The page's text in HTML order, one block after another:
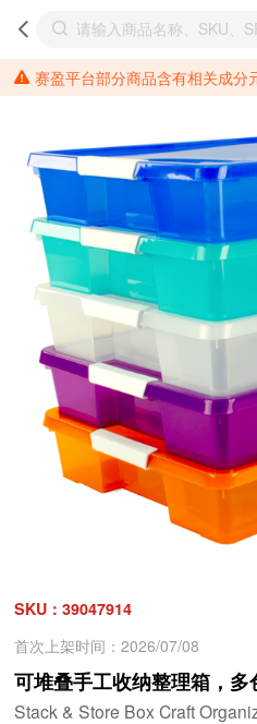
赛盈平台部分商品含有相关成分元素，请各位分销商需提前了解产品材质情况，并针对其做好相关的风险把控，以免造成不必要的损失。 *美国加州65法案进一步规定了对于仅包含致癌物质，仅包含致生殖毒性物质，同时包含致癌物质和致生殖毒性物质，亦或是包含某一物质即为致癌物质又为致生殖毒性物质的产品的警示标语要求。 *新法案提供的警示标语修订并不是强制实施的，其只是避免昂贵诉讼的一种有效的方法。只要企业在保证其使用的另外的警示标语是“清晰和合理”并符合加州65法案要求的，那也是可以被接受的。*请充分了解第三方销售平台对商品上架
SKU：39047914
首次上架时间：2026/07/08
可堆叠手工收纳整理箱，
Stack & Store Box Craft